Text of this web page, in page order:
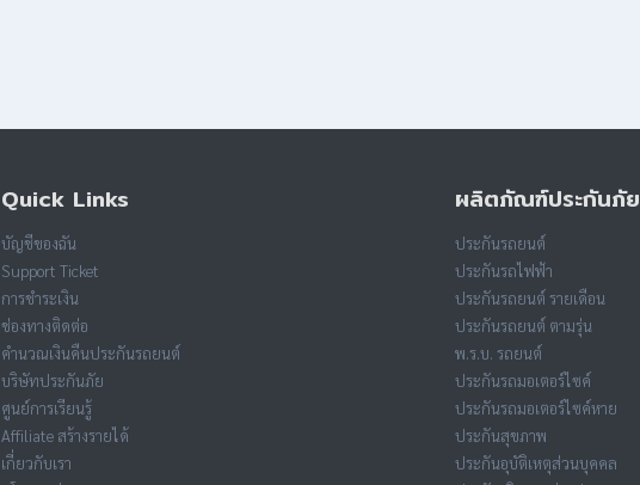
Quick Links
บัญชีของฉัน
Support Ticket
การชำระเงิน
ช่องทางติดต่อ
คำนวณเงินคืนประกันรถยนต์
บริษัทประกันภัย
ศูนย์การเรียนรู้
Affiliate สร้างรายได้
เกี่ยวกับเรา
ผลิตภัณฑ์ประกันภัย
ประกันรถยนต์
ประกันรถไฟฟ้า
ประกันรถยนต์ รายเดือน
ประกันรถยนต์ ตามรุ่น
พ.ร.บ. รถยนต์
ประกันรถมอเตอร์ไซค์
ประกันรถมอเตอร์ไซค์หาย
ประกันสุขภาพ
ประกันอุบัติเหตุส่วนบุคคล